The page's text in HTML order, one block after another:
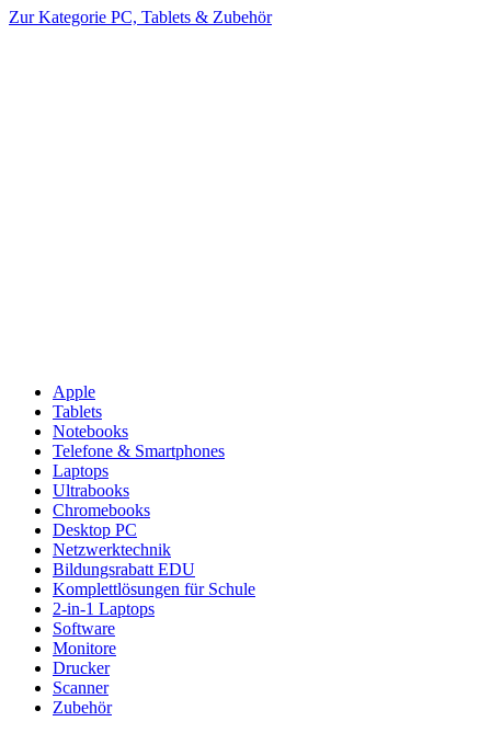
Zur Kategorie PC, Tablets & Zubehör
Apple
Tablets
Notebooks
Telefone & Smartphones
Laptops
Ultrabooks
Chromebooks
Desktop PC
Netzwerktechnik
Bildungsrabatt EDU
Komplettlösungen für Schule
2-in-1 Laptops
Software
Monitore
Drucker
Scanner
Zubehör